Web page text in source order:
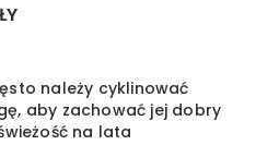
należy cyklinować
aby zachować jej dobry
na lata